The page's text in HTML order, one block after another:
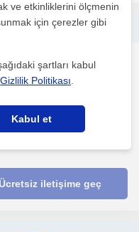
html-css-react-react
Ücretsiz iletişime geç
ve etkinliklerini ölçmenin
için çerezler gibi
şartları kabul
Gizlilik Politikası
Kabul et